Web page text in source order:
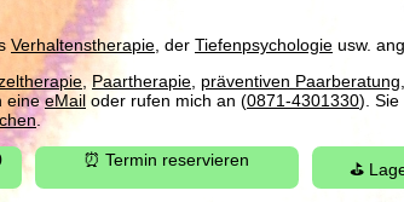
Verhaltenstherapie , der Tiefenpsychologie usw.
Paartherapie präventiven Paarberatung
eineeMail oder rufen mich an (0871-4301330). Sie
.
⏰ Termin reservieren ⛳